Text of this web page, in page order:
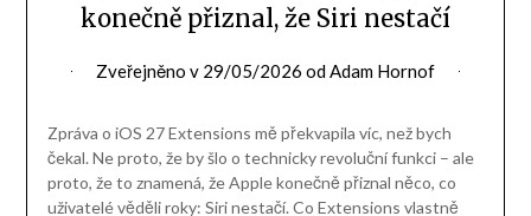
konečně přiznal, že Siri nestačí
Zveřejněno v 29/05/2026 odAdam Hornof
Zpráva o iOS 27 Extensions mě překvapila víc, než bych
čekal. Ne proto, že by šlo o technicky revoluční funkci – ale
proto, že to znamená, že Apple konečně přiznal něco, co
uživatelé věděli roky: Siri nestačí. Co Extensions vlastně